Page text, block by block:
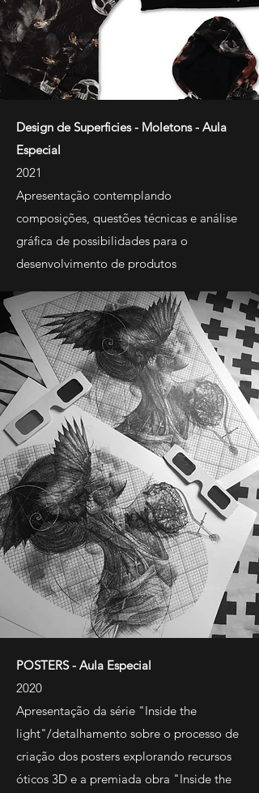
Design de Superficies - Moletons - Aula
Especial
2021
Apresentação contemplando
composições, questões técnicas e análise
gráfica de possibilidades para o
desenvolvimento de produtos
POSTERS - Aula Especial
2020
Apresentação da série "Inside the
light"/detalhamento sobre o processo de
criação dos posters explorando recursos
óticos 3D e a premiada obra "Inside the